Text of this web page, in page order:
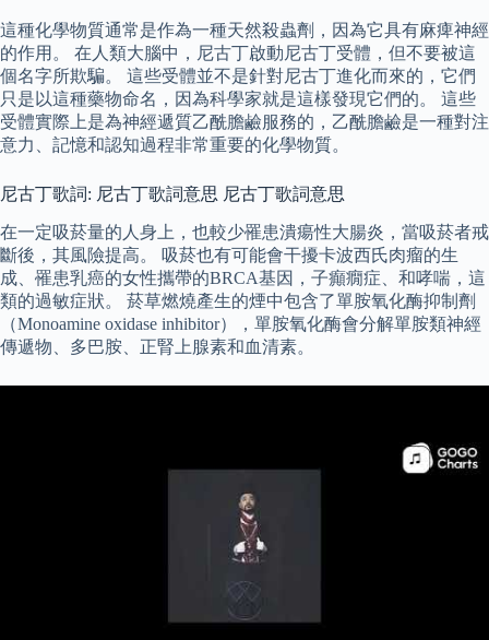
這種化學物質通常是作為一種天然殺蟲劑，因為它具有麻痺神經
的作用。 在人類大腦中，尼古丁啟動尼古丁受體，但不要被這
個名字所欺騙。 這些受體並不是針對尼古丁進化而來的，它們
只是以這種藥物命名，因為科學家就是這樣發現它們的。 這些
受體實際上是為神經遞質乙酰膽鹼服務的，乙酰膽鹼是一種對注
意力、記憶和認知過程非常重要的化學物質。
尼古丁歌詞: 尼古丁歌詞意思 尼古丁歌詞意思
在一定吸菸量的人身上，也較少罹患潰瘍性大腸炎，當吸菸者戒
斷後，其風險提高。 吸菸也有可能會干擾卡波西氏肉瘤的生
成、罹患乳癌的女性攜帶的BRCA基因，子癲癇症、和哮喘，這
類的過敏症狀。 菸草燃燒產生的煙中包含了單胺氧化酶抑制劑
（Monoamine oxidase inhibitor），單胺氧化酶會分解單胺類神經
傳遞物、多巴胺、正腎上腺素和血清素。